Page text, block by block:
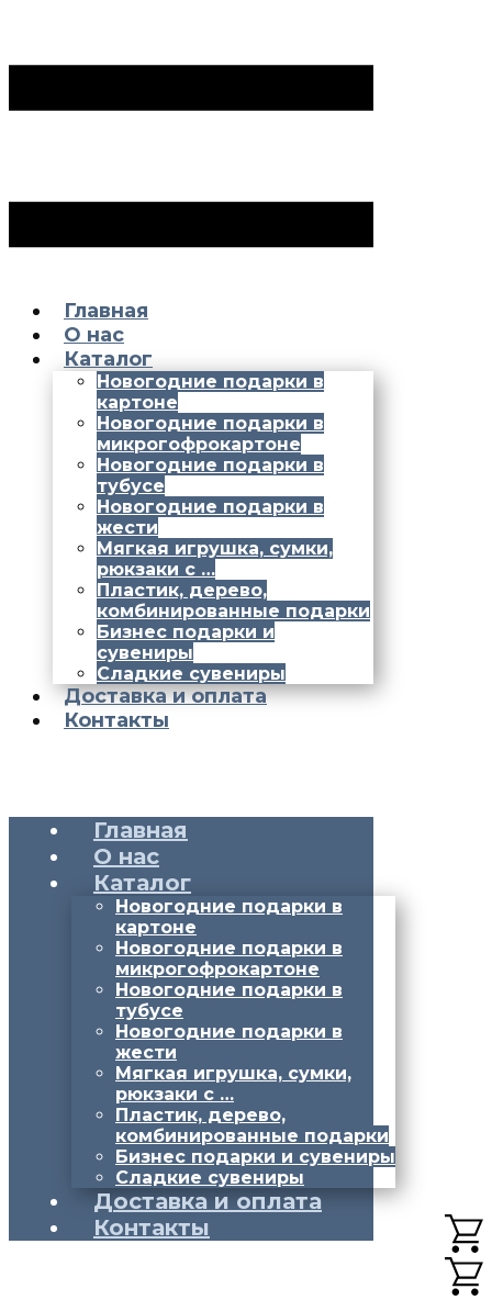
Главная
О нас
Каталог
Новогодние подарки в
картоне
Новогодние подарки в
микрогофрокартоне
Новогодние подарки в
тубусе
Новогодние подарки в
жести
Мягкая игрушка, сумки,
рюкзаки с …
Пластик, дерево,
комбинированные подарки
Бизнес подарки и
сувениры
Сладкие сувениры
Доставка и оплата
Контакты
Главная
О нас
Каталог
Новогодние подарки в
картоне
Новогодние подарки в
микрогофрокартоне
Новогодние подарки в
тубусе
Новогодние подарки в
жести
Мягкая игрушка, сумки,
рюкзаки с …
Пластик, дерево,
комбинированные подарки
Бизнес подарки и сувениры
Сладкие сувениры
Доставка и оплата
Контакты